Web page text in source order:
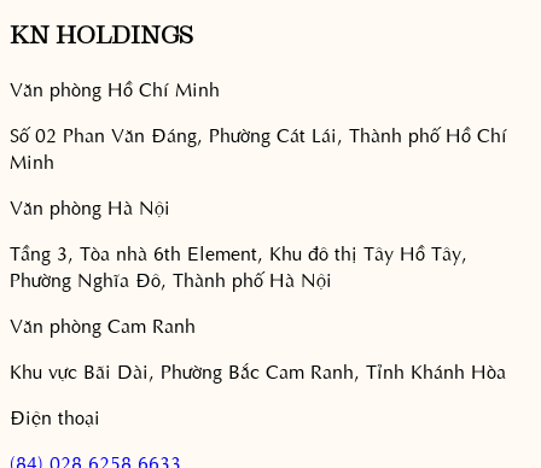
KN HOLDINGS
Văn phòng Hồ Chí Minh
Số 02 Phan Văn Đáng, Phường Cát Lái, Thành phố Hồ Chí
Minh
Văn phòng Hà Nội
Tầng 3, Tòa nhà 6th Element, Khu đô thị Tây Hồ Tây,
Phường Nghĩa Đô, Thành phố Hà Nội
Văn phòng Cam Ranh
Khu vực Bãi Dài, Phường Bắc Cam Ranh, Tỉnh Khánh Hòa
Điện thoại
(84) 028 6258 6633